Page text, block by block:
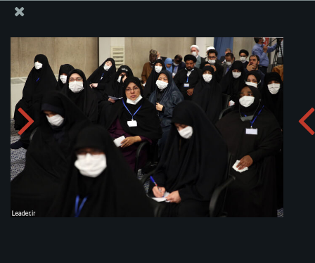
บรรดาสมาชิกสมัชชาอะฮ์ลุลบัยต์โลก เข้าพบท่านผู้นำ
สูงสุดการปฏิวัติอิสลาม